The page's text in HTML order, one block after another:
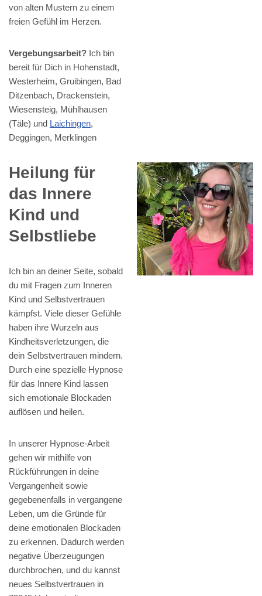
von alten Mustern zu einem
freien Gefühl im Herzen.
Vergebungsarbeit? Ich bin
bereit für Dich in Hohenstadt,
Westerheim, Gruibingen, Bad
Ditzenbach, Drackenstein,
Wiesensteig, Mühlhausen
(Täle) und Laichingen,
Deggingen, Merklingen
Heilung für
das Innere
Kind und
Selbstliebe
Ich bin an deiner Seite, sobald
du mit Fragen zum Inneren
Kind und Selbstvertrauen
kämpfst. Viele dieser Gefühle
haben ihre Wurzeln aus
Kindheitsverletzungen, die
dein Selbstvertrauen mindern.
Durch eine spezielle Hypnose
für das Innere Kind lassen
sich emotionale Blockaden
auflösen und heilen.
In unserer Hypnose-Arbeit
gehen wir mithilfe von
Rückführungen in deine
Vergangenheit sowie
gegebenenfalls in vergangene
Leben, um die Gründe für
deine emotionalen Blockaden
zu erkennen. Dadurch werden
negative Überzeugungen
durchbrochen, und du kannst
neues Selbstvertrauen in